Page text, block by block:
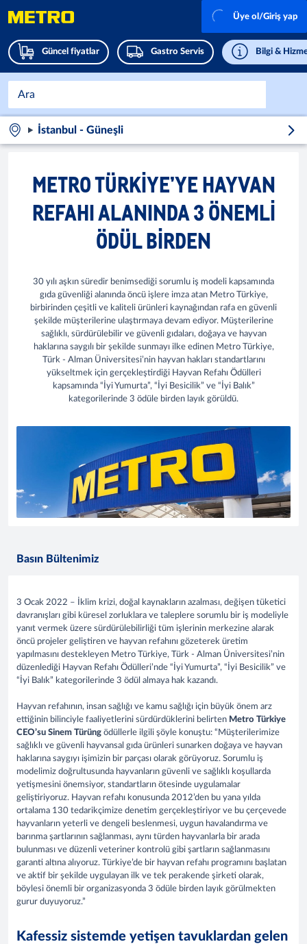
Güncel fiyatlar Gastro Servis Bilgi &
Üye ol/Giriş yap
İstanbul - Güneşli
METRO TÜRKIYE’YE HAYVAN
REFAHI ALANINDA 3 ÖNEMLI
ÖDÜL BIRDEN
30 yılı aşkın süredir benimsediği sorumlu iş modeli kapsamında
gıda güvenliği alanında öncü işlere imza atan Metro Türkiye,
birbirinden çeşitli ve kaliteli ürünleri kaynağından rafa en güvenli
şekilde müşterilerine ulaştırmaya devam ediyor. Müşterilerine
sağlıklı, sürdürülebilir ve güvenli gıdaları, doğaya ve hayvan
haklarına saygılı bir şekilde sunmayı ilke edinen Metro Türkiye,
Türk - Alman Üniversitesi’nin hayvan hakları standartlarını
yükseltmek için gerçekleştirdiği Hayvan Refahı Ödülleri
kapsamında “İyi Yumurta”, “İyi Besicilik” ve “İyi Balık”
kategorilerinde 3 ödüle birden layık görüldü.
Basın Bültenimiz
3 Ocak 2022 – İklim krizi, doğal kaynakların azalması, değişen tüketici
davranışları gibi küresel zorluklara ve taleplere sorumlu bir iş modeliyle
yanıt vermek üzere sürdürülebilirliği tüm işlerinin merkezine alarak
öncü projeler geliştiren ve hayvan refahını gözeterek üretim
yapılmasını destekleyen Metro Türkiye, Türk - Alman Üniversitesi’nin
düzenlediği Hayvan Refahı Ödülleri’nde “İyi Yumurta”, “İyi Besicilik” ve
“İyi Balık” kategorilerinde 3 ödül almaya hak kazandı.
Hayvan refahının, insan sağlığı ve kamu sağlığı için büyük önem arz
ettiğinin bilinciyle faaliyetlerini sürdürdüklerini belirten Metro Türkiye
CEO’su Sinem Türüng ödüllerle ilgili şöyle konuştu: “Müşterilerimize
sağlıklı ve güvenli hayvansal gıda ürünleri sunarken doğaya ve hayvan
haklarına saygıyı işimizin bir parçası olarak görüyoruz. Sorumlu iş
modelimiz doğrultusunda hayvanların güvenli ve sağlıklı koşullarda
yetişmesini önemsiyor, standartların ötesinde uygulamalar
geliştiriyoruz. Hayvan refahı konusunda 2012’den bu yana yılda
ortalama 130 tedarikçimize denetim gerçekleştiriyor ve bu çerçevede
hayvanların yeterli ve dengeli beslenmesi, uygun havalandırma ve
barınma şartlarının sağlanması, aynı türden hayvanlarla bir arada
bulunması ve düzenli veteriner kontrolü gibi şartların sağlanmasını
garanti altına alıyoruz. Türkiye’de bir hayvan refahı programını başlatan
ve aktif bir şekilde uygulayan ilk ve tek perakende şirketi olarak,
böylesi önemli bir organizasyonda 3 ödüle birden layık görülmekten
gurur duyuyoruz.”
Kafessiz sistemde yetişen tavuklardan gelen